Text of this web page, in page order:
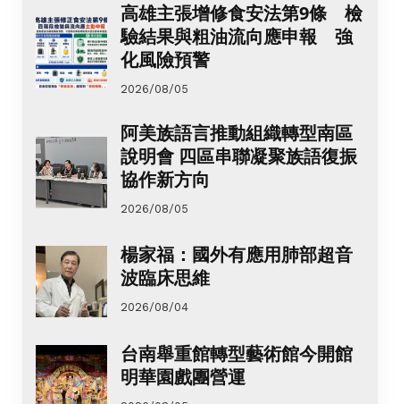
高雄主張增修食安法第9條 檢
驗結果與粗油流向應申報 強
化風險預警
2026/08/05
阿美族語言推動組織轉型南區
說明會 四區串聯凝聚族語復振
協作新方向
2026/08/05
楊家福：國外有應用肺部超音
波臨床思維
2026/08/04
台南舉重館轉型藝術館今開館
明華園戲團營運